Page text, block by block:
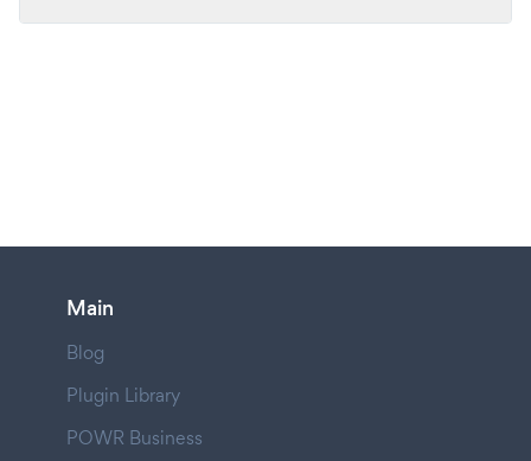
Main
Blog
Plugin Library
POWR Business